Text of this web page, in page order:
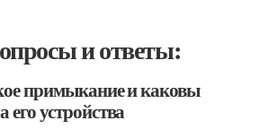
и ответы:
примыкание и каковы
устройства